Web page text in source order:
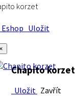
korzet
Uložit
Chapito korzet
Uložit Zavřít